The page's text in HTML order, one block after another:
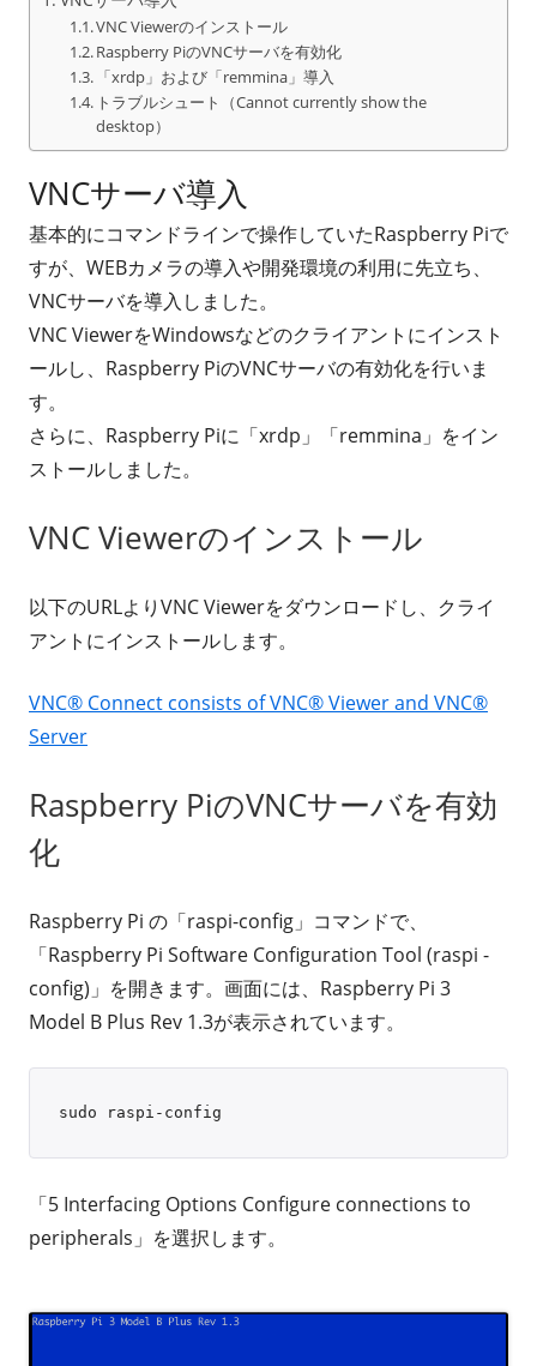
VNC Viewerのインストール
Raspberry PiのVNCサーバを有効化
「xrdp」および「remmina」導入
トラブルシュート（Cannot currently show the
desktop）
VNCサーバ導入
基本的にコマンドラインで操作していたRaspberry Piで
すが、WEBカメラの導入や開発環境の利用に先立ち、
VNCサーバを導入しました。
VNC ViewerをWindowsなどのクライアントにインスト
ールし、Raspberry PiのVNCサーバの有効化を行いま
す。
さらに、Raspberry Piに「xrdp」「remmina」をイン
ストールしました。
VNC Viewerのインストール
以下のURLよりVNC Viewerをダウンロードし、クライ
アントにインストールします。
VNC® Connect consists of VNC® Viewer and VNC®
Server
Raspberry PiのVNCサーバを有効
化
Raspberry Pi の「raspi-config」コマンドで、
「Raspberry Pi Software Configuration Tool (raspi -
config)」を開きます。画面には、Raspberry Pi 3
Model B Plus Rev 1.3が表示されています。
「5 Interfacing Options Configure connections to
peripherals」を選択します。